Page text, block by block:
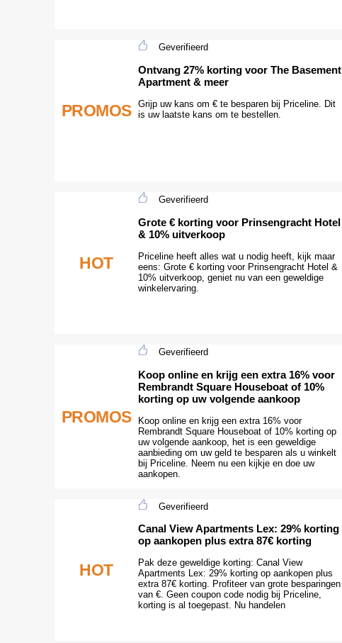
PROMOS
Geverifieerd
Ontvang 27% korting voor The Basement
Apartment & meer
Grijp uw kans om € te besparen bij Priceline. Dit
is uw laatste kans om te bestellen.
HOT
Geverifieerd
Grote € korting voor Prinsengracht Hotel
& 10% uitverkoop
Priceline heeft alles wat u nodig heeft, kijk maar
eens: Grote € korting voor Prinsengracht Hotel &
10% uitverkoop, geniet nu van een geweldige
winkelervaring.
PROMOS
Geverifieerd
Koop online en krijg een extra 16% voor
Rembrandt Square Houseboat of 10%
korting op uw volgende aankoop
Koop online en krijg een extra 16% voor
Rembrandt Square Houseboat of 10% korting op
uw volgende aankoop, het is een geweldige
aanbieding om uw geld te besparen als u winkelt
bij Priceline. Neem nu een kijkje en doe uw
aankopen.
HOT
Geverifieerd
Canal View Apartments Lex: 29% korting
op aankopen plus extra 87€ korting
Pak deze geweldige korting: Canal View
Apartments Lex: 29% korting op aankopen plus
extra 87€ korting. Profiteer van grote besparingen
van €. Geen coupon code nodig bij Priceline,
korting is al toegepast. Nu handelen